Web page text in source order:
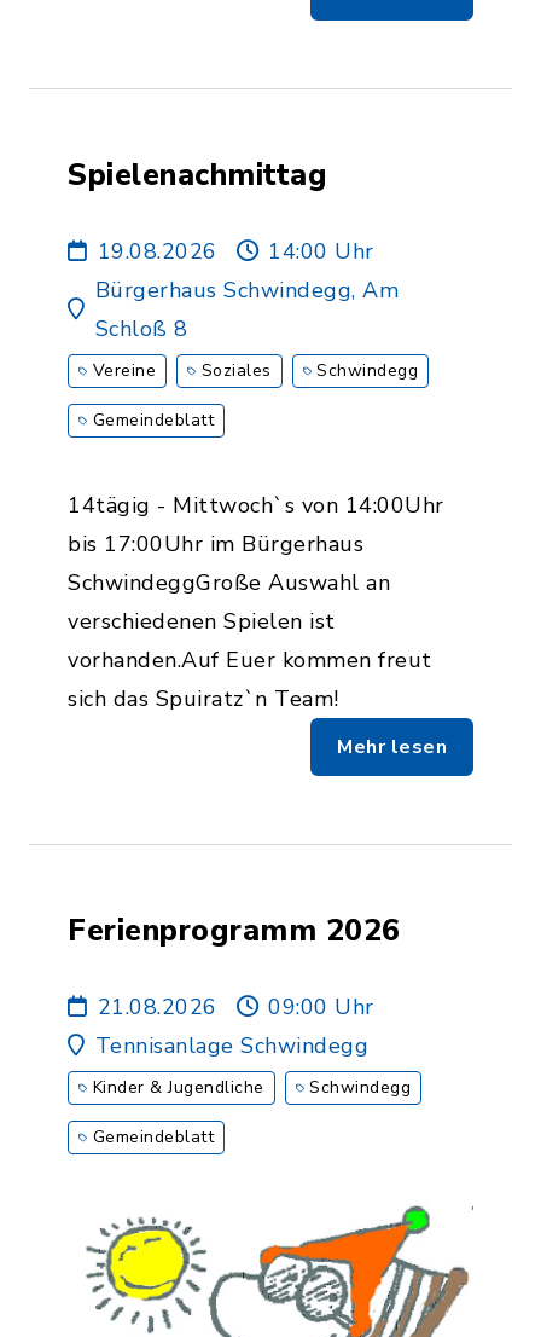
Spielenachmittag
19.08.2026
14:00 Uhr
Bürgerhaus Schwindegg, Am
Schloß 8
Vereine Soziales Schwindegg
Gemeindeblatt
14tägig - Mittwoch`s von 14:00Uhr
bis 17:00Uhr im Bürgerhaus
SchwindeggGroße Auswahl an
verschiedenen Spielen ist
vorhanden.Auf Euer kommen freut
sich das Spuiratz`n Team!
Mehr lesen
Ferienprogramm 2026
21.08.2026
09:00 Uhr
Tennisanlage Schwindegg
Kinder & Jugendliche Schwindegg
Gemeindeblatt